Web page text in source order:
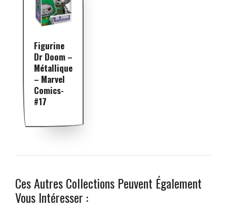
Figurine
Dr Doom –
Métallique
– Marvel
Comics-
#17
Ces Autres Collections Peuvent Également
Vous Intéresser :